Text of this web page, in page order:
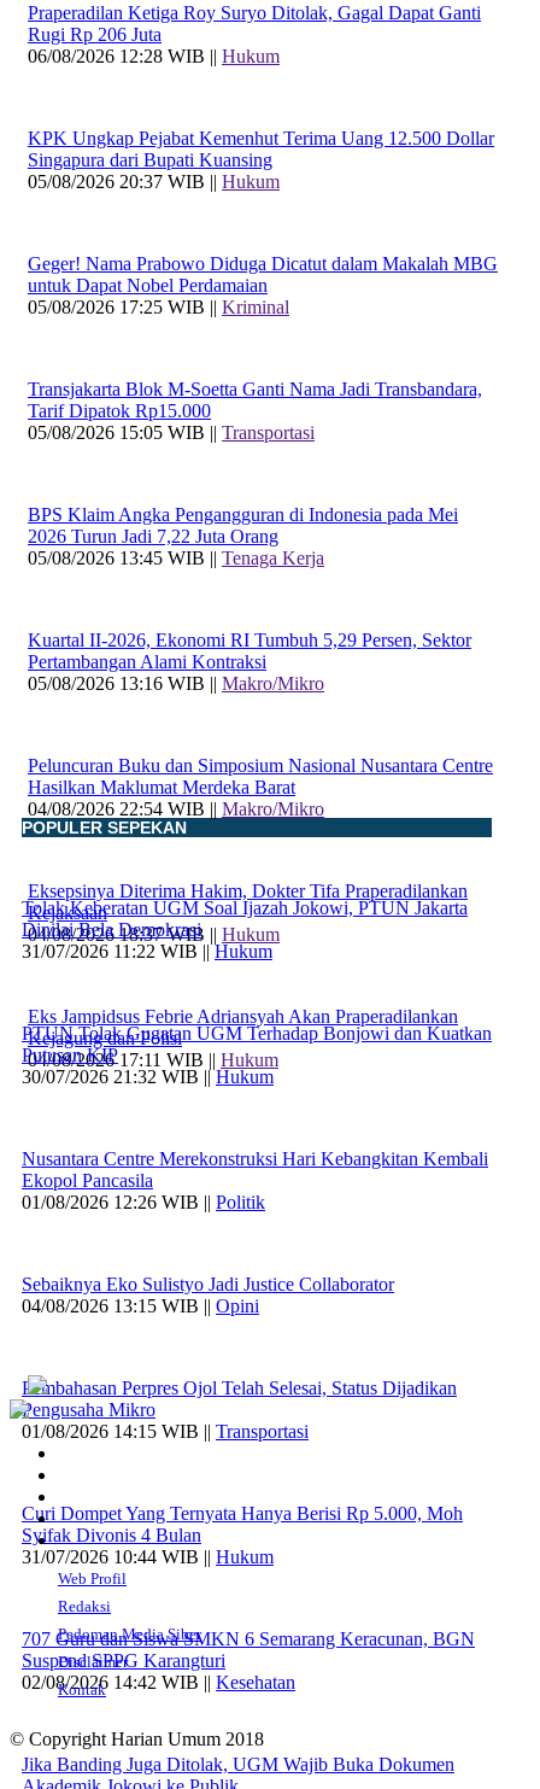
Praperadilan Ketiga Roy Suryo Ditolak, Gagal Dapat Ganti
Rugi Rp 206 Juta
06/08/2026 12:28 WIB || Hukum
KPK Ungkap Pejabat Kemenhut Terima Uang 12.500 Dollar
Singapura dari Bupati Kuansing
05/08/2026 20:37 WIB || Hukum
Geger! Nama Prabowo Diduga Dicatut dalam Makalah MBG
untuk Dapat Nobel Perdamaian
05/08/2026 17:25 WIB || Kriminal
Transjakarta Blok M-Soetta Ganti Nama Jadi Transbandara,
Tarif Dipatok Rp15.000
05/08/2026 15:05 WIB || Transportasi
BPS Klaim Angka Pengangguran di Indonesia pada Mei
2026 Turun Jadi 7,22 Juta Orang
05/08/2026 13:45 WIB || Tenaga Kerja
Kuartal II-2026, Ekonomi RI Tumbuh 5,29 Persen, Sektor
Pertambangan Alami Kontraksi
05/08/2026 13:16 WIB || Makro/Mikro
Peluncuran Buku dan Simposium Nasional Nusantara Centre
Hasilkan Maklumat Merdeka Barat
04/08/2026 22:54 WIB || Makro/Mikro
Eksepsinya Diterima Hakim, Dokter Tifa Praperadilankan
Kejaksaan
04/08/2026 18:37 WIB || Hukum
Eks Jampidsus Febrie Adriansyah Akan Praperadilankan
Kejagung dan Polisi
04/08/2026 17:11 WIB || Hukum
POPULER SEPEKAN
Tolak Keberatan UGM Soal Ijazah Jokowi, PTUN Jakarta
Dinilai Bela Demokrasi
31/07/2026 11:22 WIB ||Hukum
PTUN Tolak Gugatan UGM Terhadap Bonjowi dan Kuatkan
Putusan KIP
30/07/2026 21:32 WIB ||Hukum
Nusantara Centre Merekonstruksi Hari Kebangkitan Kembali
Ekopol Pancasila
01/08/2026 12:26 WIB || Politik
Sebaiknya Eko Sulistyo Jadi Justice Collaborator
04/08/2026 13:15 WIB || Opini
Pembahasan Perpres Ojol Telah Selesai, Status Dijadikan
Pengusaha Mikro
01/08/2026 14:15 WIB || Transportasi
Curi Dompet Yang Ternyata Hanya Berisi Rp 5.000, Moh
Syifak Divonis 4 Bulan
31/07/2026 10:44 WIB || Hukum
707 Guru dan Siswa SMKN 6 Semarang Keracunan, BGN
Suspend SPPG Karangturi
02/08/2026 14:42 WIB || Kesehatan
Jika Banding Juga Ditolak, UGM Wajib Buka Dokumen
Web Profil
Redaksi
Pedoman Media Siber
Disclaimer
Kontak
© Copyright Harian Umum 2018